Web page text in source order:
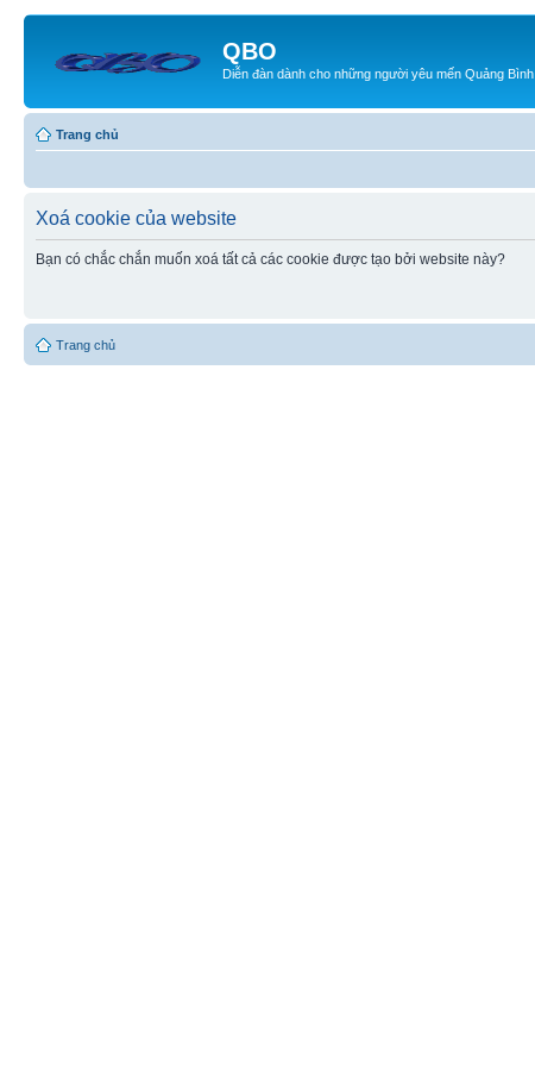
QBO
Diễn đàn dành cho những người yêu mến Quảng Bình
Trang chủ
Xoá cookie của website
Bạn có chắc chắn muốn xoá tất cả các cookie được tạo bởi website này?
Trang chủ